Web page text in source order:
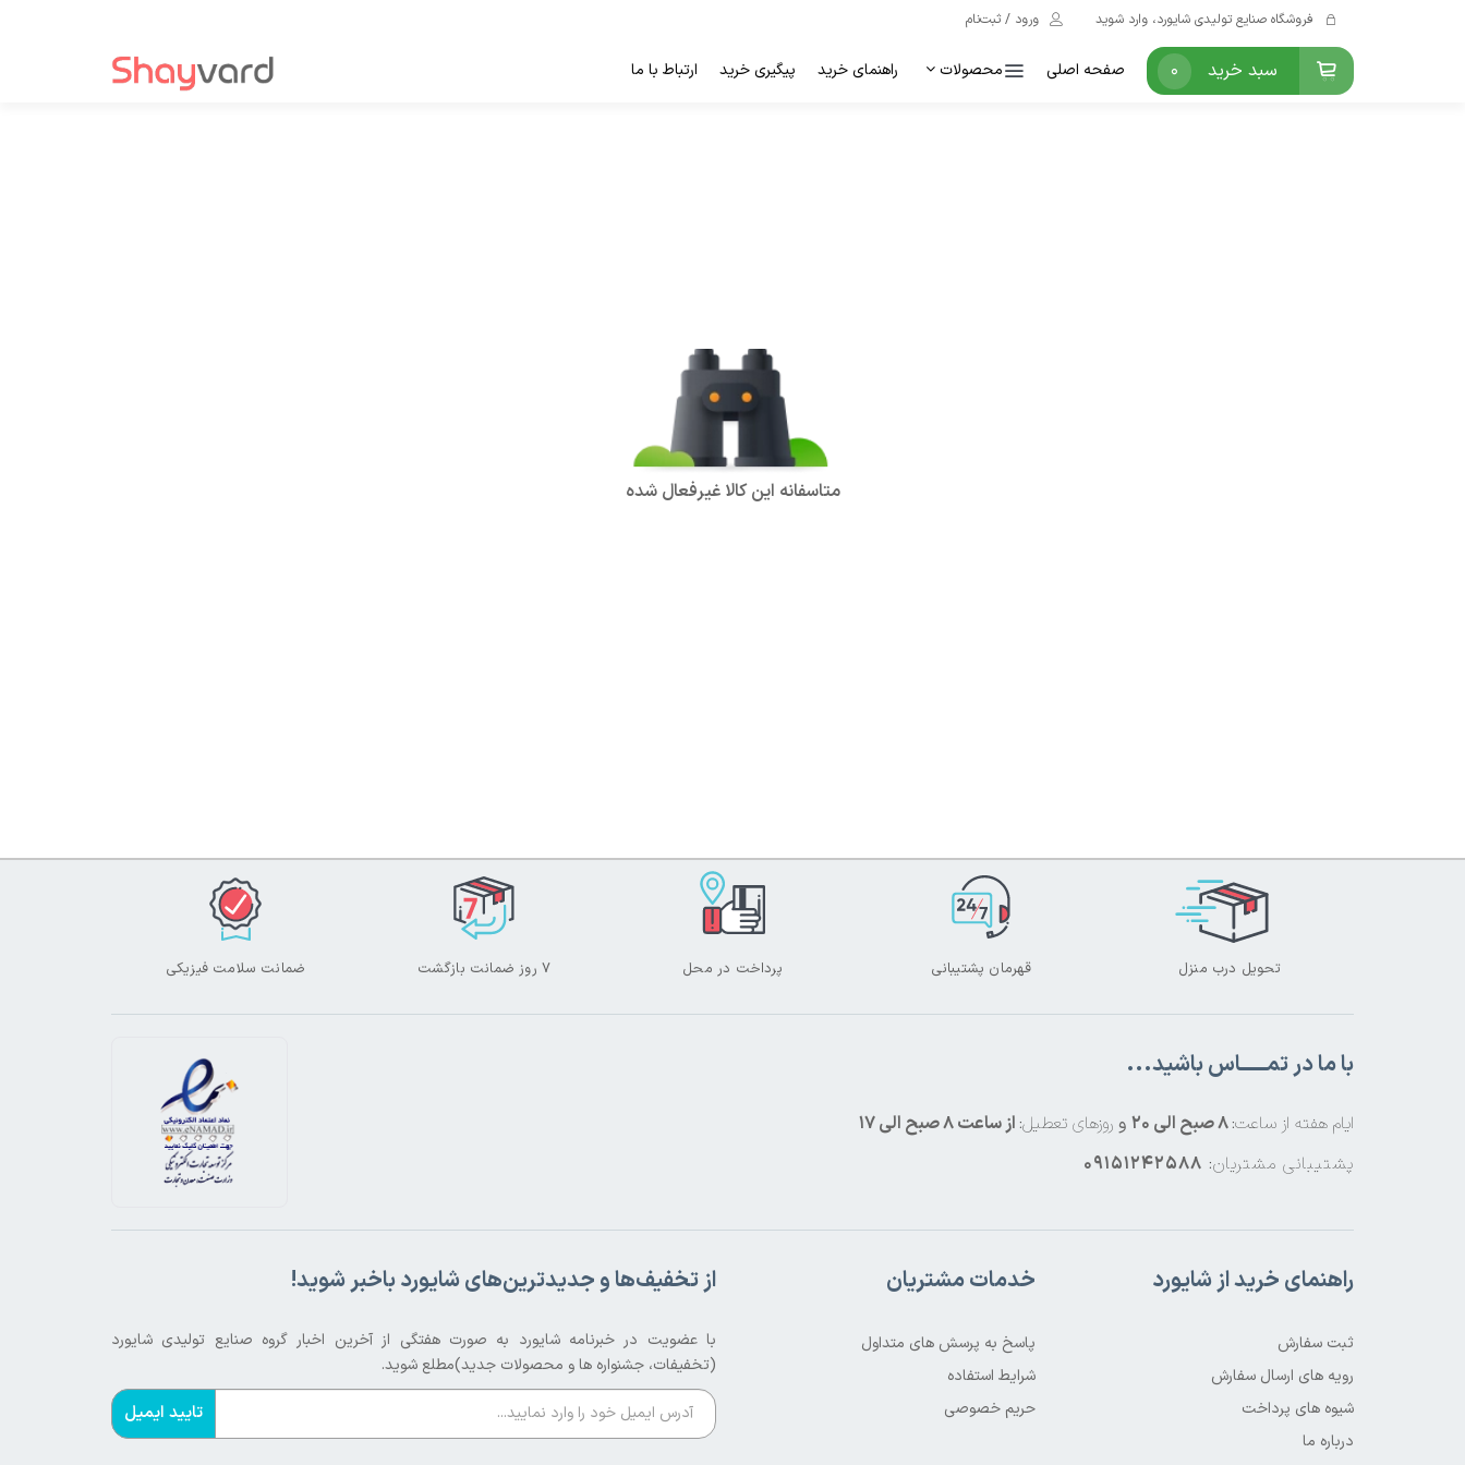
فروشگاه صنایع تولیدی شایورد، وارد شوید ورود / ثبت‌نام
صفحه اصلی محصولات راهنمای خرید پیگیری خرید ارتباط با ما سبد خرید 0
متاسفانه این کالا غیرفعال شده
تحویل درب منزل قهرمان پشتیبانی پرداخت در محل ۷ روز ضمانت بازگشت ضمانت سلامت فیزیکی
با ما در تمــــــاس باشید...
ایام هفته از ساعت: و روزهای تعطیل:از ساعت 8 صبح الی 17
پشتیبانی مشتریان: 09151242588
راهنمای خرید از شایورد
ثبت سفارش
رویه های ارسال سفارش
شیوه های پرداخت
درباره ما
خدمات مشتریان
پاسخ به پرسش های متداول
شرایط استفاده
حریم خصوصی
از تخفیف‌ها و جدیدترین‌های شایورد باخبر شوید!
با عضویت در خبرنامه شایورد به صورت هفتگی از آخرین اخبار گروه صنایع تولیدی شایورد
(تخفیفات، جشنواره ها و محصولات جدید)مطلع شوید.